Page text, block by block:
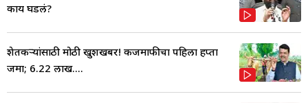
काय घडलं?
शेतकऱ्यांसाठी मोठी खुशखबर! कर्जमाफीचा पहिला हप्ता
जमा; 6.22 लाख....